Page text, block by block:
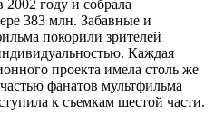
году и собрала
383 млн. Забавные и
покорили зрителей
Каждая
проекта имела столь же
фанатов мультфильма
к съемкам шестой части.